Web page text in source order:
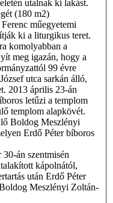
utalnak ki lakást.
(180 m2)
műegyetemi
ki a liturgikus teret.
komolyabban a
meg igazán, hogy a
99 évre
utca sarkán álló,
2013 április 23-án
letűzi a templom
templom alapkövét.
Boldog Meszlényi
Erdő Péter bíboros
án szentmisén
kápolnától,
után Erdő Péter
Meszlényi Zoltán-